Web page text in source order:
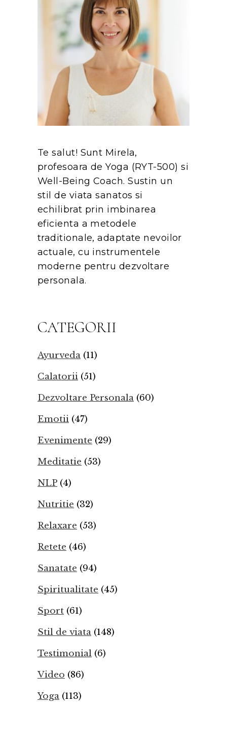
Te salut! Sunt Mirela,
profesoara de Yoga (RYT-500) si
Well-Being Coach. Sustin un
stil de viata sanatos si
echilibrat prin imbinarea
eficienta a metodele
traditionale, adaptate nevoilor
actuale, cu instrumentele
moderne pentru dezvoltare
personala.
CATEGORII
Ayurveda (11)
Calatorii (51)
Dezvoltare Personala (60)
Emotii (47)
Evenimente (29)
Meditatie (53)
NLP (4)
Nutritie (32)
Relaxare (53)
Retete (46)
Sanatate (94)
Spiritualitate (45)
Sport (61)
Stil de viata (148)
Testimonial (6)
Video (86)
Yoga (113)